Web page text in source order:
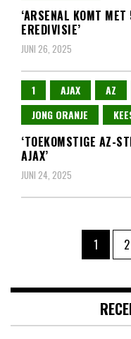
‘ARSENAL KOMT
EREDIVISIE’
JUNI 26, 2025
1 AJAX AZ
JONG ORANJE
‘TOEKOMSTIGE AZ-
AJAX’
JUNI 24, 2025
paginering
Pagina
1 2